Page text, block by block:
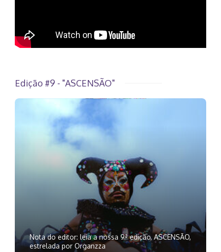
Edição #9 - "ASCENSÃO"
Nota do editor: leia a nossa 9ª edição, ASCENSÃO,
estrelada por Organzza